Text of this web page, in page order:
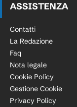
ASSISTENZA
Contatti
La Redazione
Faq
Nota legale
Cookie Policy
Gestione Cookie
Privacy Policy